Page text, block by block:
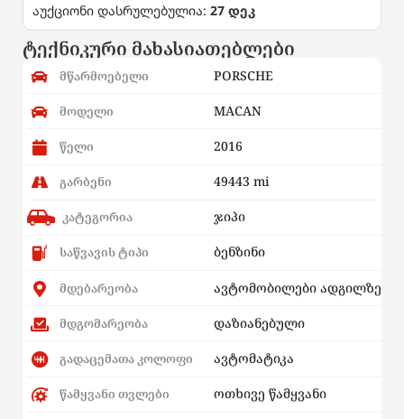
აუქციონი დასრულებულია: 27 დეკ
ტექნიკური მახასიათებლები
მწარმოებელი PORSCHE
მოდელი MACAN
წელი 2016
გარბენი 49443 mi
კატეგორია ჯიპი
საწვავის ტიპი ბენზინი
მდებარეობა ავტომობილები ადგილზე
მდგომარეობა დაზიანებული
გადაცემათა კოლოფი ავტომატიკა
წამყვანი თვლები ოთხივე წამყვანი